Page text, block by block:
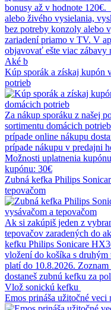
bonusy až v hodnote
alebo živého vysielania,
bez potreby konzoly alebo
zariadení priamo v TV. V
objavovať ešte viac zábavy
Aké b
Kúp sporák a získaj kupón
potrieb
Za nákup sporáku z našej
sortimentu domácich
prípade online nákupu
prípade nákupu v predajni
Možnosti uplatnenia
kupónu: 30€
Zubná kefka Philips
tepovačom
Ak si zakúpiš jeden z
tepovačov zaradených do
kefku Philips Sonicare
vložení do košíka s
platí do 10.8.2026.
dostaneš zubnú kefku za
Vlož sonickú kefku
Emos prináša užitočné veci